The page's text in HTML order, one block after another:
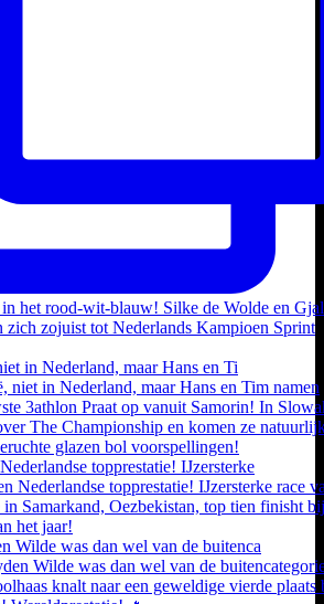
in Nederland, maar Hans en Ti
topprestatie! IJzersterke
Wilde was dan wel van de buitenca